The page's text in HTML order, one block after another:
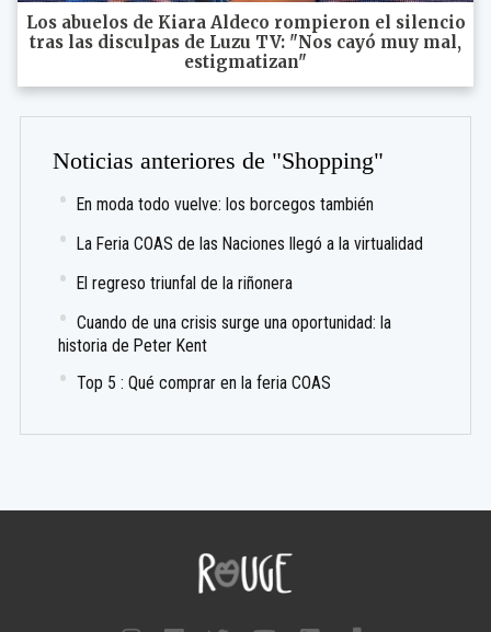
Los abuelos de Kiara Aldeco rompieron el silencio
tras las disculpas de Luzu TV: "Nos cayó muy mal,
estigmatizan"
Noticias anteriores de "Shopping"
En moda todo vuelve: los borcegos también
La Feria COAS de las Naciones llegó a la virtualidad
El regreso triunfal de la riñonera
Cuando de una crisis surge una oportunidad: la
historia de Peter Kent
Top 5 : Qué comprar en la feria COAS